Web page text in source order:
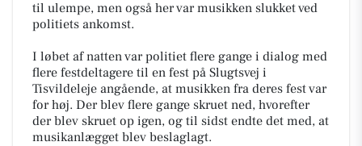
til ulempe, men også her var musikken slukket ved
politiets ankomst.
I løbet af natten var politiet flere gange i dialog med
flere festdeltagere til en fest på Slugtsvej i
Tisvildeleje angående, at musikken fra deres fest var
for høj. Der blev flere gange skruet ned, hvorefter
der blev skruet op igen, og til sidst endte det med, at
musikanlægget blev beslaglagt.